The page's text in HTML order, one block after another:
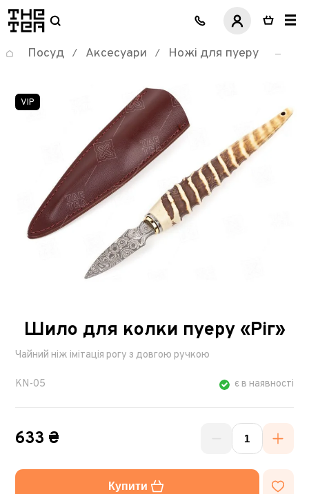
логотип
Посуд / Аксесуари / Ножі для пуеру
VIP
Шило для колки пуеру «Ріг»
Чайний ніж імітація рогу з довгою ручкою
KN-05 є в наявності
633 ₴
Купити